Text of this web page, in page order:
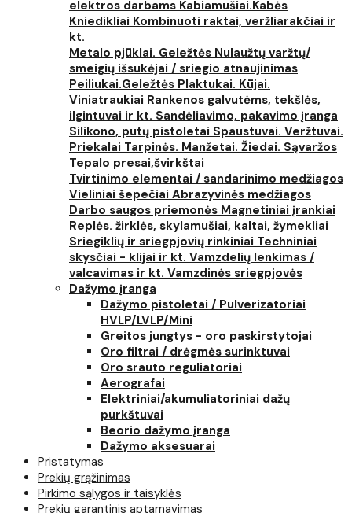
elektros darbams Kabiamušiai.Kabės
Kniedikliai Kombinuoti raktai, veržliarakčiai ir
kt.
Metalo pjūklai. Geležtės Nulaužtų varžtų/
smeigių išsukėjai / sriegio atnaujinimas
Peiliukai.Geležtės Plaktukai. Kūjai.
Viniatraukiai Rankenos galvutėms, tekšlės,
ilgintuvai ir kt. Sandėliavimo, pakavimo įranga
Silikono, putų pistoletai Spaustuvai. Veržtuvai.
Priekalai Tarpinės. Manžetai. Žiedai. Sąvaržos
Tepalo presai,švirkštai
Tvirtinimo elementai / sandarinimo medžiagos
Vieliniai šepečiai Abrazyvinės medžiagos
Darbo saugos priemonės Magnetiniai įrankiai
Replės. žirklės, skylamušiai, kaltai, žymekliai
Sriegiklių ir sriegpjovių rinkiniai Techniniai
skysčiai - klijai ir kt. Vamzdelių lenkimas /
valcavimas ir kt. Vamzdinės sriegpjovės
Dažymo įranga
Dažymo pistoletai / Pulverizatoriai
HVLP/LVLP/Mini
Greitos jungtys - oro paskirstytojai
Oro filtrai / drėgmės surinktuvai
Oro srauto reguliatoriai
Aerografai
Elektriniai/akumuliatoriniai dažų
purkštuvai
Beorio dažymo įranga
Dažymo aksesuarai
Pristatymas
Prekių grąžinimas
Pirkimo sąlygos ir taisyklės
Prekių garantinis aptarnavimas